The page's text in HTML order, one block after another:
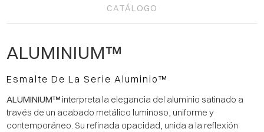
CATÁLOGO
ALUMINIUM™
Esmalte De La Serie Aluminio™
ALUMINIUM™ interpreta la elegancia del aluminio satinado a
través de un acabado metálico luminoso, uniforme y
contemporáneo. Su refinada opacidad, unida a la reflexión